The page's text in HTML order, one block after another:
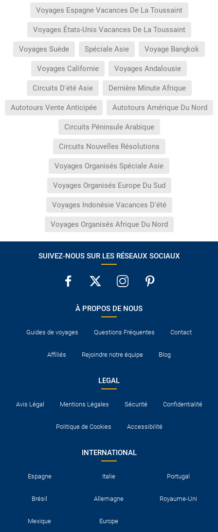
Voyages Espagne Vacances De La Toussaint
Voyages États-Unis Vacances De La Toussaint
Voyages Suède Spéciale Asie Voyage Bangkok
Voyages Californie Voyages Andalousie
Circuits D'été Asie Dernière Minute Afrique
Autotours Vente Anticipée Autotours Amérique Du Nord
Circuits Péninsule Arabique
Circuits Nouvelles Résolutions
Voyages Organisés Spéciale Asie
Voyages Organisés Europe Du Sud
Voyages Indonésie Vacances D'été
Voyages Organisés Afrique Du Nord
SUIVEZ-NOUS SUR LES RÉSEAUX SOCIAUX
À PROPOS DE NOUS
Guides de voyages Questions Fréquentes Contact
Affiliés Rejoindre notre équipe Blog
LEGAL
Avis Légal Mentions Légales Sécurité Confidentialité
Politique de Cookies Accessibilité
INTERNATIONAL
Espagne Italie Portugal
Brésil Allemagne Royaume-Uni
Mexique Europe